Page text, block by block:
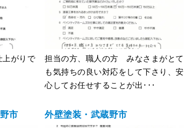
上がりで
担当の方、職人の方 みなさまがとて
も気持ちの良い対応をして下さり、安
心してお任せすることが出･･･
市 外壁塗装・武蔵野市